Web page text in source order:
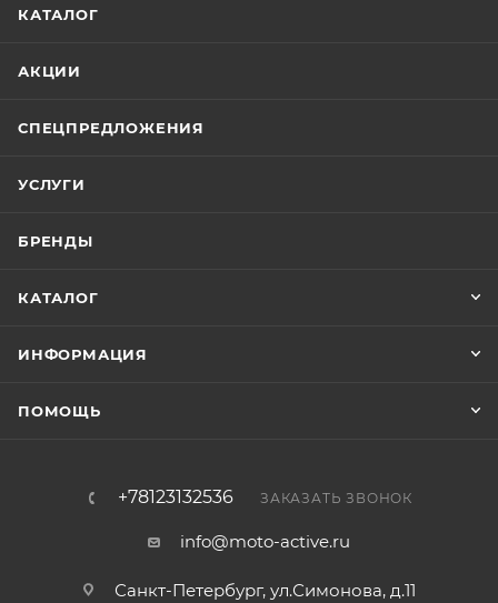
КАТАЛОГ
АКЦИИ
СПЕЦПРЕДЛОЖЕНИЯ
УСЛУГИ
БРЕНДЫ
КАТАЛОГ
ИНФОРМАЦИЯ
ПОМОЩЬ
+78123132536 ЗАКАЗАТЬ ЗВОНОК
info@moto-active.ru
Санкт-Петербург, ул.Симонова, д.11